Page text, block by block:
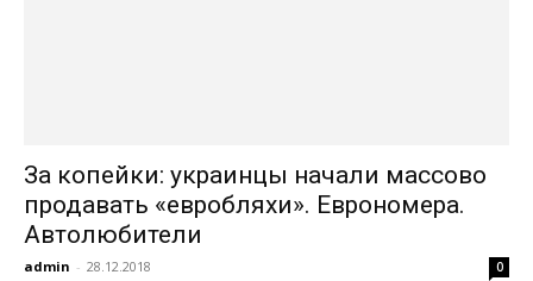
За копейки: украинцы начали массово
продавать «евробляхи». Еврономера.
Автолюбители
admin - 28.12.2018 0